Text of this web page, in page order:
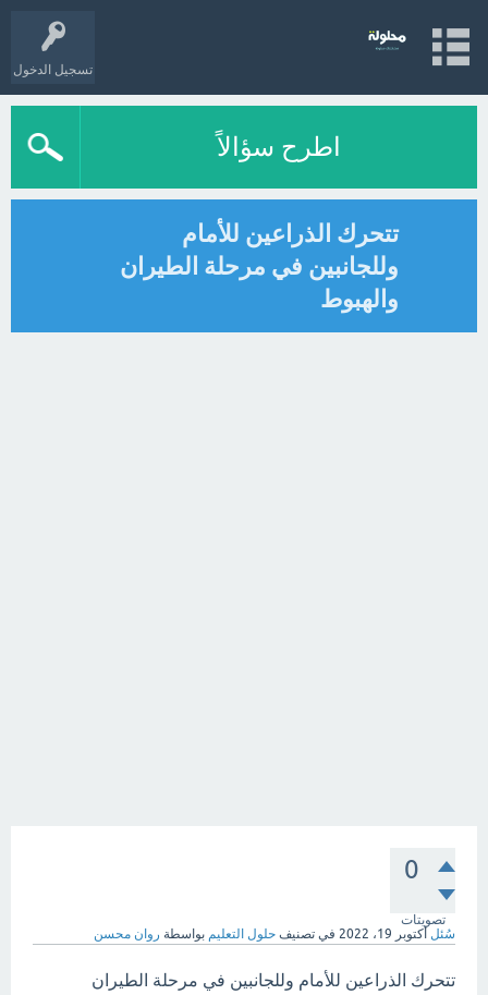
تسجيل الدخول
اطرح سؤالاً
تتحرك الذراعين للأمام
وللجانبين في مرحلة الطيران
والهبوط
0
تصويتات
سُئل أكتوبر 19، 2022 في تصنيف حلول التعليم بواسطة روان محسن
تتحرك الذراعين للأمام وللجانبين في مرحلة الطيران